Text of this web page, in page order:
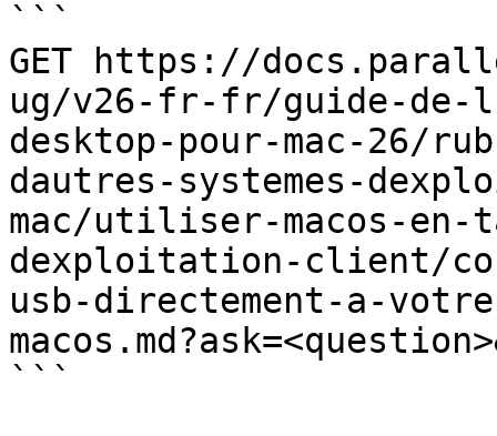
```
GET https://
ug/v26-fr-fr/guide-
desktop-pour-mac-26/
dautres-systemes-
mac/utiliser-macos-en-
dexploitation-client/
usb-directement-a-
```